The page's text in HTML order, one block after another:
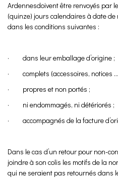
Ardennesdoivent être renvoyés par
(quinze) jours calendaires à date de
dans les conditions suivantes :
· dans leur emballage d’origine ;
· complets (accessoires, notices
· propres et non portés ;
· ni endommagés, ni détériorés ;
· accompagnés de la facture
Dans le cas d’un retour pour non-
joindre à son colis les motifs de la
qui ne seraient pas retournés dans